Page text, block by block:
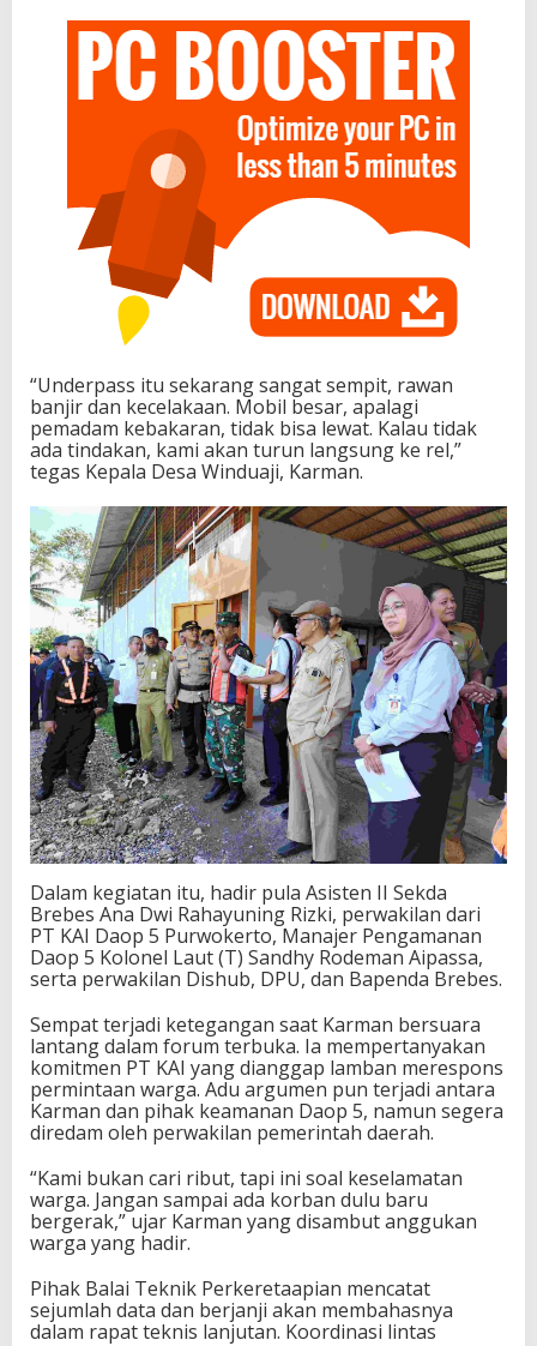
“Underpass itu sekarang sangat sempit, rawan
banjir dan kecelakaan. Mobil besar, apalagi
pemadam kebakaran, tidak bisa lewat. Kalau tidak
ada tindakan, kami akan turun langsung ke rel,”
tegas Kepala Desa Winduaji, Karman.
Dalam kegiatan itu, hadir pula Asisten II Sekda
Brebes Ana Dwi Rahayuning Rizki, perwakilan dari
PT KAI Daop 5 Purwokerto, Manajer Pengamanan
Daop 5 Kolonel Laut (T) Sandhy Rodeman Aipassa,
serta perwakilan Dishub, DPU, dan Bapenda Brebes.
Sempat terjadi ketegangan saat Karman bersuara
lantang dalam forum terbuka. Ia mempertanyakan
komitmen PT KAI yang dianggap lamban merespons
permintaan warga. Adu argumen pun terjadi antara
Karman dan pihak keamanan Daop 5, namun segera
diredam oleh perwakilan pemerintah daerah.
“Kami bukan cari ribut, tapi ini soal keselamatan
warga. Jangan sampai ada korban dulu baru
bergerak,” ujar Karman yang disambut anggukan
warga yang hadir.
Pihak Balai Teknik Perkeretaapian mencatat
sejumlah data dan berjanji akan membahasnya
dalam rapat teknis lanjutan. Koordinasi lintas